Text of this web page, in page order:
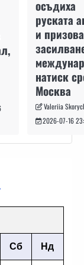
осъдиха
руската
и
натиск
Москва
Valeriia
2026-07-16
Сб Нд